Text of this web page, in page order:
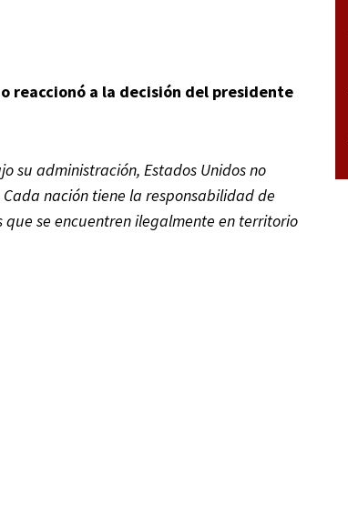
reaccionó a la decisión del presidente
su administración, Estados Unidos no
nación tiene la responsabilidad de
se encuentren ilegalmente en territorio